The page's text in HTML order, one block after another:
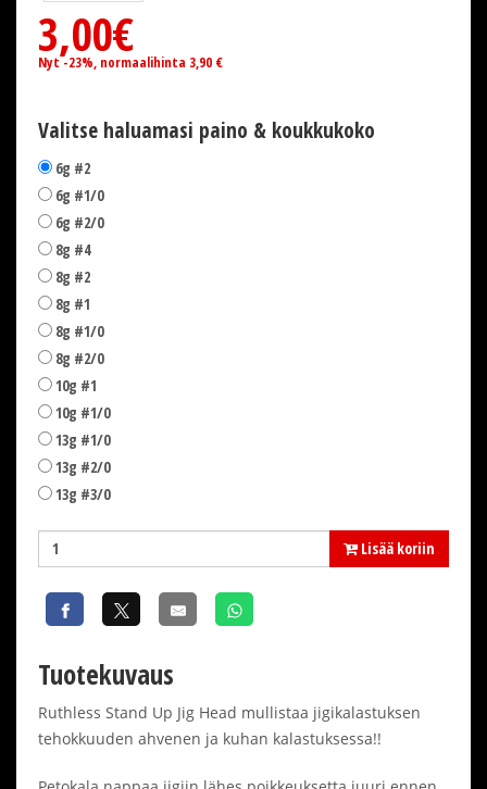
3,00€
Nyt -23%, normaalihinta 3,90 €
Valitse haluamasi paino & koukkukoko
6g #2
6g #1/0
6g #2/0
8g #4
8g #2
8g #1
8g #1/0
8g #2/0
10g #1
10g #1/0
13g #1/0
13g #2/0
13g #3/0
Lisää koriin
Tuotekuvaus
Ruthless Stand Up Jig Head mullistaa jigikalastuksen
tehokkuuden ahvenen ja kuhan kalastuksessa!!